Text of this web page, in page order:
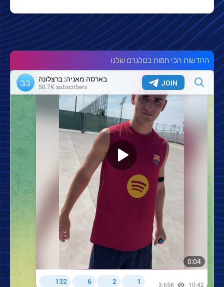
החדשות הכי חמות בטלגרם שלנו